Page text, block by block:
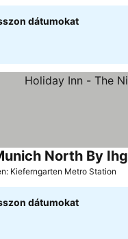
dátumokat
North By Ihg
Kieferngarten Metro Station
dátumokat